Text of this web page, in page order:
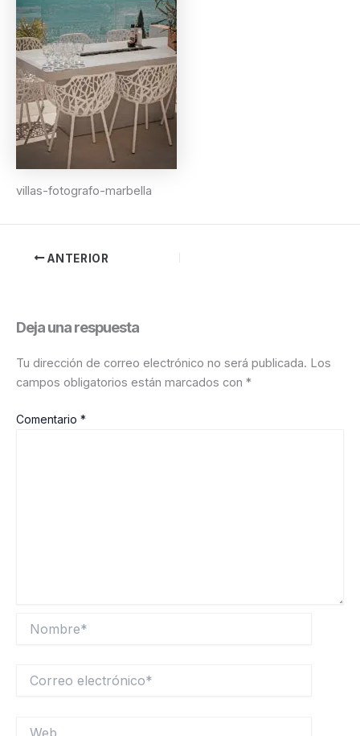
villas-fotografo-marbella
ANTERIOR
Deja una respuesta
Tu dirección de correo electrónico no será publicada. Los
campos obligatorios están marcados con *
Comentario *
electrónico*